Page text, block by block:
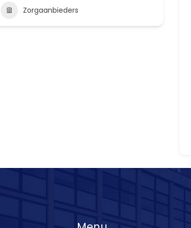
Zorgaanbieders